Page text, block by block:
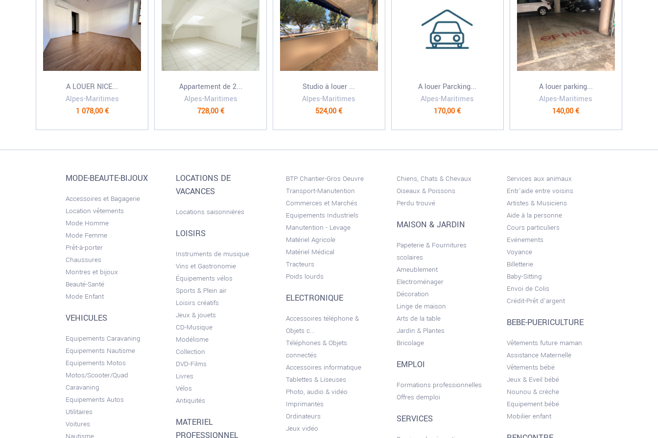
A LOUER NICE...
Alpes-Maritimes
1 078,00 €
Appartement de 2...
Alpes-Maritimes
728,00 €
Studio à louer ...
Alpes-Maritimes
524,00 €
A louer Parcking...
Alpes-Maritimes
170,00 €
A louer parking...
Alpes-Maritimes
140,00 €
MODE-BEAUTE-BIJOUX
Accessoires et Bagagerie
Location vêtements
Mode Homme
Mode Femme
Prêt-à-porter
Chaussures
Montres et bijoux
Beauté-Santé
Mode Enfant
VEHICULES
Equipements Caravaning
Equipements Nautisme
Equipements Motos
Motos/Scooter/Quad
Caravaning
Equipements Autos
Utilitaires
Voitures
LOCATIONS DE
VACANCES
Locations saisonnières
LOISIRS
Instruments de musique
Vins et Gastronomie
Équipements vélos
Sports & Plein air
Loisirs créatifs
Jeux & jouets
CD-Musique
Modélisme
Collection
DVD-Films
Livres
Vélos
Antiquités
MATERIEL
PROFESSIONNEL
BTP Chantier-Gros Oeuvre
Transport-Manutention
Commerces et Marchés
Equipements Industriels
Manutention - Levage
Matériel Agricole
Matériel Médical
Tracteurs
Poids lourds
ELECTRONIQUE
Accessoires téléphone &
Objets c...
Téléphones & Objets
connectés
Accessoires informatique
Tablettes & Liseuses
Photo, audio & vidéo
Imprimantes
Ordinateurs
Jeux vidéo
Chiens, Chats & Chevaux
Oiseaux & Poissons
Perdu trouvé
MAISON & JARDIN
Papeterie & Fournitures
scolaires
Ameublement
Electroménager
Décoration
Linge de maison
Arts de la table
Jardin & Plantes
Bricolage
EMPLOI
Formations professionnelles
Offres demploi
SERVICES
Services aux animaux
Entr'aide entre voisins
Artistes & Musiciens
Aide à la personne
Cours particuliers
Evénements
Voyance
Billetterie
Baby-Sitting
Envoi de Colis
Crédit-Prêt d'argent
BEBE-PUERICULTURE
Vêtements future maman
Assistance Maternelle
Vêtements bébé
Jeux & Eveil bébé
Nounou & crèche
Equipement bébé
Mobilier enfant